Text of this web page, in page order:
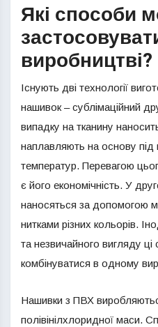
Які способи
виробництві?
Існують дві технології
нашивок – сублімаційний
випадку на тканину
наплавляють на основу під
температур. Перевагою
є його економічність. У
наносяться за допомогою
нитками різних кольорів.
та незвичайного вигляду
комбінуватися в одному
Нашивки з ПВХ
полівінілхлоридної маси.